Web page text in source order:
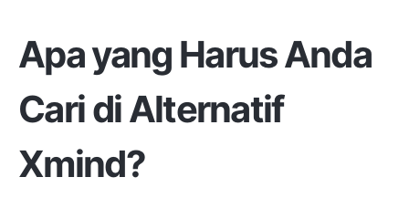
Apa yang Harus Anda
Cari di Alternatif
Xmind?